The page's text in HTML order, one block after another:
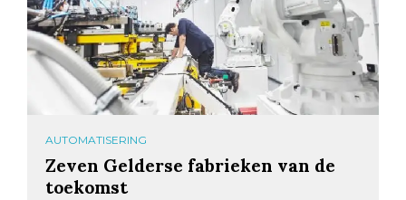
AUTOMATISERING
Zeven Gelderse fabrieken van de
toekomst